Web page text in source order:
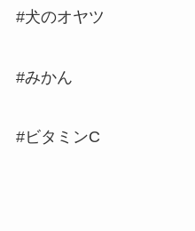
#犬のオヤツ
#みかん
#ビタミンC